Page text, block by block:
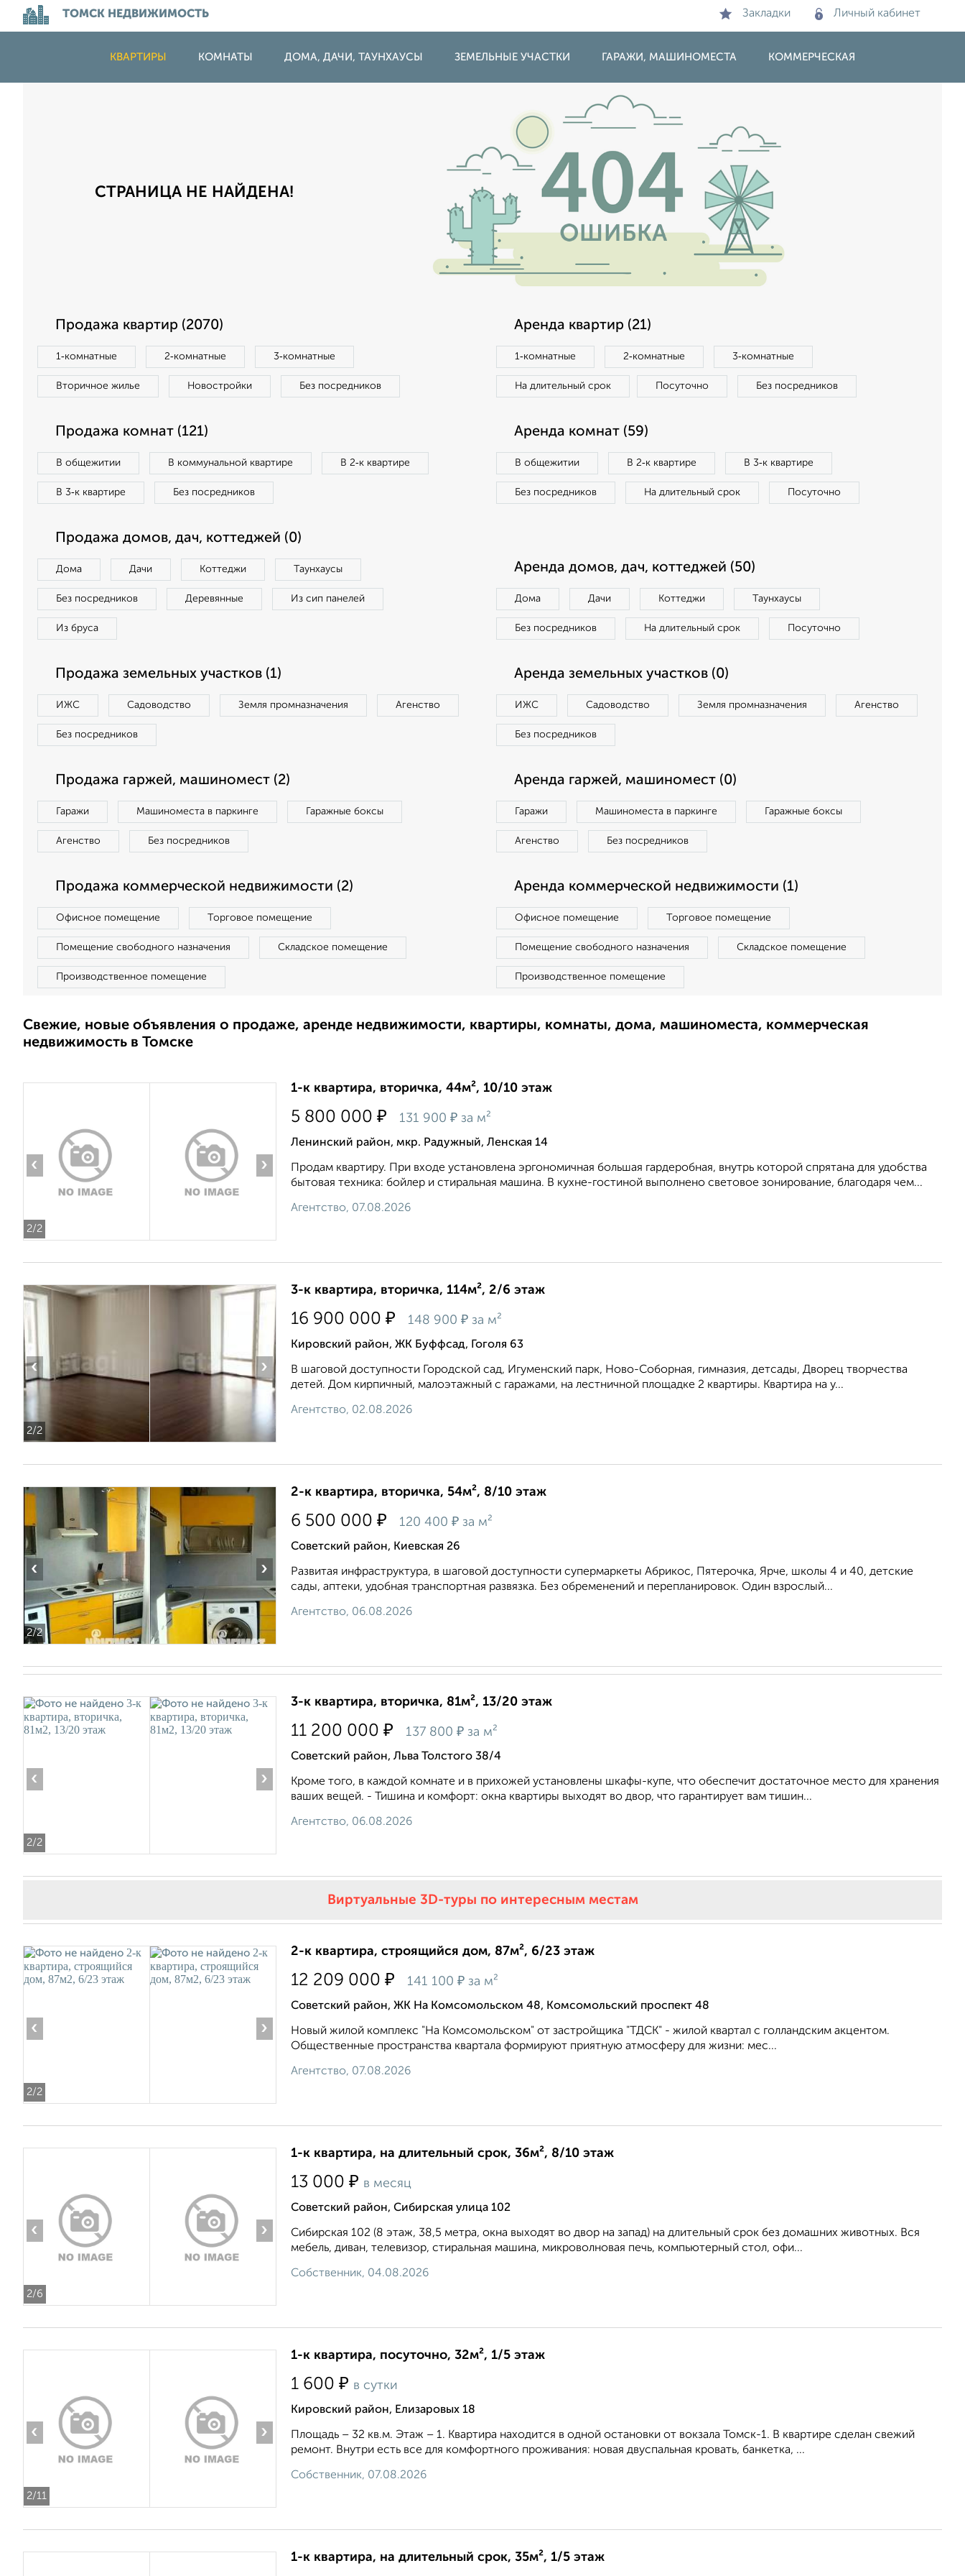
ТОМСК НЕДВИЖИМОСТЬ Закладки Личный кабинет
КВАРТИРЫ КОМНАТЫ ДОМА, ДАЧИ, ТАУНХАУСЫ ЗЕМЕЛЬНЫЕ УЧАСТКИ ГАРАЖИ, МАШИНОМЕСТА КОММЕРЧЕСКАЯ
СТРАНИЦА НЕ НАЙДЕНА!
Продажа квартир (2070)
1‑комнатные 2‑комнатные 3‑комнатные
Вторичное жилье Новостройки Без посредников
Аренда квартир (21)
1‑комнатные 2‑комнатные 3‑комнатные
На длительный срок Посуточно Без посредников
Продажа комнат (121)
В общежитии В коммунальной квартире В 2‑к квартире
В 3‑к квартире Без посредников
Аренда комнат (59)
В общежитии В 2‑к квартире В 3‑к квартире
Без посредников На длительный срок Посуточно
Продажа домов, дач, коттеджей (0)
Дома Дачи Коттеджи Таунхаусы
Без посредников Деревянные Из сип панелей
Из бруса
Аренда домов, дач, коттеджей (50)
Дома Дачи Коттеджи Таунхаусы
Без посредников На длительный срок Посуточно
Продажа земельных участков (1)
ИЖС Садоводство Земля промназначения Агенство
Без посредников
Аренда земельных участков (0)
ИЖС Садоводство Земля промназначения Агенство
Без посредников
Продажа гаржей, машиномест (2)
Гаражи Машиноместа в паркинге Гаражные боксы
Агенство Без посредников
Аренда гаржей, машиномест (0)
Гаражи Машиноместа в паркинге Гаражные боксы
Агенство Без посредников
Продажа коммерческой недвижимости (2)
Офисное помещение Торговое помещение
Помещение свободного назначения Складское помещение
Производственное помещение
Аренда коммерческой недвижимости (1)
Офисное помещение Торговое помещение
Помещение свободного назначения Складское помещение
Производственное помещение
Свежие, новые объявления о продаже, аренде недвижимости, квартиры, комнаты, дома, машиноместа, коммерческая
недвижимость в Томске
2/2
‹ ›
1-к квартира, вторичка, 44м², 10/10 этаж
5 800 000 ₽ 131 900 ₽ за м²
Ленинский район, мкр. Радужный, Ленская 14
Продам квартиру. При входе установлена эргономичная большая гардеробная, внутрь которой спрятана для удобства
бытовая техника: бойлер и стиральная машина. В кухне-гостиной выполнено световое зонирование, благодаря чем...
Агентство, 07.08.2026
2/2
‹ ›
3-к квартира, вторичка, 114м², 2/6 этаж
16 900 000 ₽ 148 900 ₽ за м²
Кировский район, ЖК Буффсад, Гоголя 63
В шаговой доступности Городской сад, Игуменский парк, Ново-Соборная, гимназия, детсады, Дворец творчества
детей. Дом кирпичный, малоэтажный с гаражами, на лестничной площадке 2 квартиры. Квартира на у...
Агентство, 02.08.2026
2/2
‹ ›
2-к квартира, вторичка, 54м², 8/10 этаж
6 500 000 ₽ 120 400 ₽ за м²
Советский район, Киевская 26
Развитая инфраструктура, в шаговой доступности супермаркеты Абрикос, Пятерочка, Ярче, школы 4 и 40, детские
сады, аптеки, удобная транспортная развязка. Без обременений и перепланировок. Один взрослый...
Агентство, 06.08.2026
2/2
‹ ›
3-к квартира, вторичка, 81м², 13/20 этаж
11 200 000 ₽ 137 800 ₽ за м²
Советский район, Льва Толстого 38/4
Кроме того, в каждой комнате и в прихожей установлены шкафы-купе, что обеспечит достаточное место для хранения
ваших вещей. - Тишина и комфорт: окна квартиры выходят во двор, что гарантирует вам тишин...
Агентство, 06.08.2026
Виртуальные 3D-туры по интересным местам
2/2
‹ ›
2-к квартира, строящийся дом, 87м², 6/23 этаж
12 209 000 ₽ 141 100 ₽ за м²
Советский район, ЖК На Комсомольском 48, Комсомольский проспект 48
Новый жилой комплекс "На Комсомольском" от застройщика "ТДСК" - жилой квартал с голландским акцентом.
Общественные пространства квартала формируют приятную атмосферу для жизни: мес...
Агентство, 07.08.2026
2/6
‹ ›
1-к квартира, на длительный срок, 36м², 8/10 этаж
13 000 ₽ в месяц
Советский район, Сибирская улица 102
Сибирская 102 (8 этаж, 38,5 метра, окна выходят во двор на запад) на длительный срок без домашних животных. Вся
мебель, диван, телевизор, стиральная машина, микроволновая печь, компьютерный стол, офи...
Собственник, 04.08.2026
2/11
‹ ›
1-к квартира, посуточно, 32м², 1/5 этаж
1 600 ₽ в сутки
Кировский район, Елизаровых 18
Площадь – 32 кв.м. Этаж – 1. Квартира находится в одной остановки от вокзала Томск-1. В квартире сделан свежий
ремонт. Внутри есть все для комфортного проживания: новая двуспальная кровать, банкетка, ...
Собственник, 07.08.2026
1-к квартира, на длительный срок, 35м², 1/5 этаж